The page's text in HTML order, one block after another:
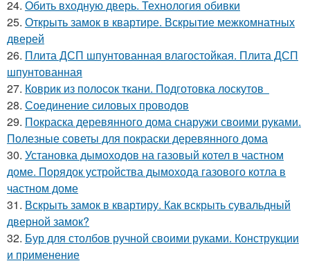
24. Обить входную дверь. Технология обивки
25. Открыть замок в квартире. Вскрытие межкомнатных
дверей
26. Плита ДСП шпунтованная влагостойкая. Плита ДСП
шпунтованная
27. Коврик из полосок ткани. Подготовка лоскутов
28. Соединение силовых проводов
29. Покраска деревянного дома снаружи своими руками.
Полезные советы для покраски деревянного дома
30. Установка дымоходов на газовый котел в частном
доме. Порядок устройства дымохода газового котла в
частном доме
31. Вскрыть замок в квартиру. Как вскрыть сувальдный
дверной замок?
32. Бур для столбов ручной своими руками. Конструкции
и применение